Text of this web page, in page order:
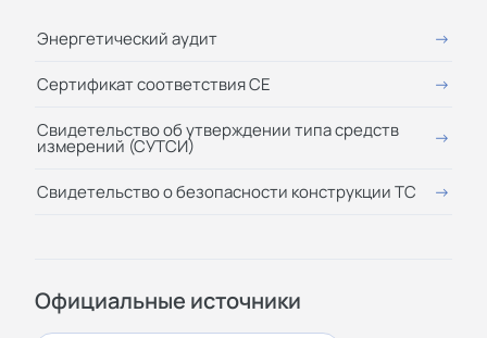
Энергетический аудит
Сертификат соответствия СЕ
Свидетельство об утверждении типа средств
измерений (СУТСИ)
Свидетельство о безопасности конструкции ТС
Официальные источники